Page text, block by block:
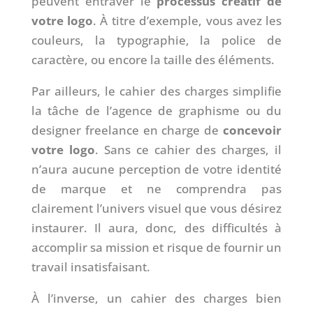
votre logo. À titre d’exemple, vous avez les
couleurs, la typographie, la police de
caractère, ou encore la taille des éléments.
Par ailleurs, le cahier des charges simplifie
la tâche de l’agence de graphisme ou du
designer freelance en charge deconcevoir
votre logo. Sans ce cahier des charges, il
n’aura aucune perception de votre identité
de marque et ne comprendra pas
clairement l’univers visuel que vous désirez
instaurer. Il aura, donc, des difficultés à
accomplir sa mission et risque de fournir un
travail insatisfaisant.
À l’inverse, un cahier des charges bien